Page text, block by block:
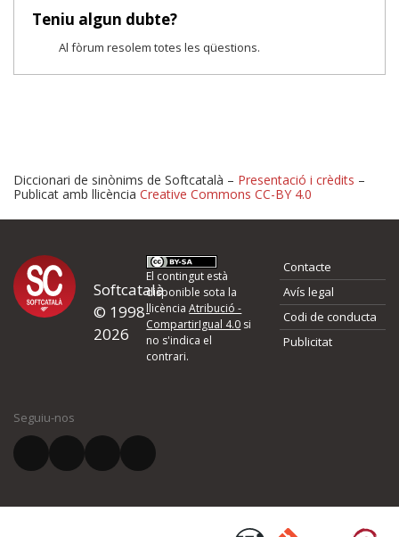
Teniu algun dubte?
Al fòrum resolem totes les qüestions.
Proposeu-nos millores o
d'errors
Si heu trobat un error o voleu proposar alguna millora, ompliu els
quina és la millora que proposeu o l'error del qual voleu informar-
El vostre correu electrònic *
Diccionari de sinònims de Softcatalà – Presentació i crèdits –
Publicat amb llicència Creative Commons CC-BY 4.0
Softcatalà
© 1998-
2026
El contingut està
disponible sota la
llicènciaAtribució -
CompartirIgual 4.0 si
no s'indica el
contrari.
Contacte
Avís legal
Codi de conducta
Publicitat
Seguiu-nos